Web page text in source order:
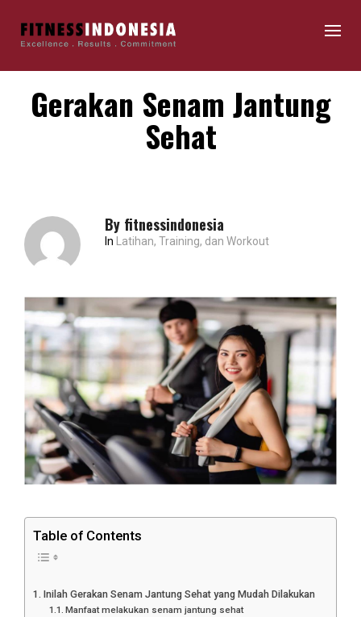
Gerakan Senam Jantung
Sehat
By fitnessindonesia
In Latihan, Training, dan Workout
Table of Contents
Inilah Gerakan Senam Jantung Sehat yang Mudah Dilakukan
Manfaat melakukan senam jantung sehat